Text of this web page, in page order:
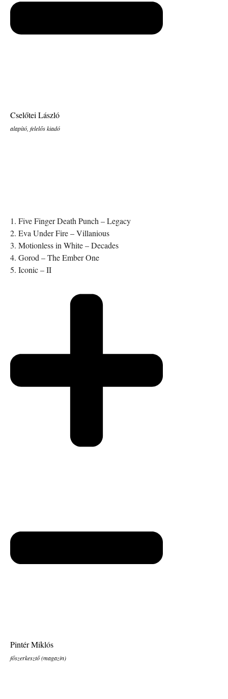
Cselőtei László
alapító, felelős kiadó
1. Five Finger Death Punch – Legacy
2. Eva Under Fire – Villanious
3. Motionless in White – Decades
4. Gorod – The Ember One
5. Iconic – II
Pintér Miklós
főszerkesztő (magazin)